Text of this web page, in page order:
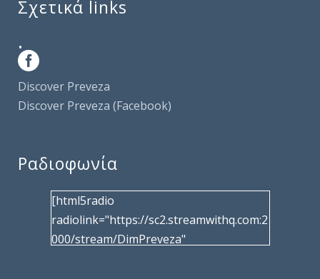
Σχετικά links
.
Discover Preveza
Discover Preveza (Facebook)
Ραδιοφωνία
[html5radio
radiolink="https://sc2.streamwithq.com:2
000/stream/DimPreveza"